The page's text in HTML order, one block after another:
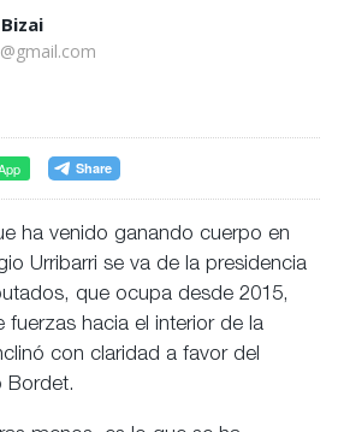
ha venido ganando cuerpo en
Urribarri se va de la presidencia
que ocupa desde 2015,
fuerzas hacia el interior de la
con claridad a favor del
Bordet.